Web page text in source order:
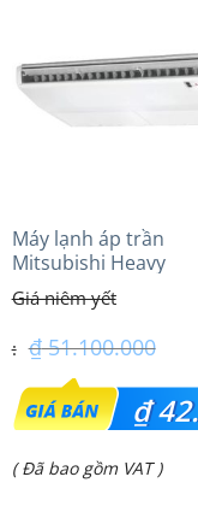
Máy lạnh áp trần
Mitsubishi Heavy
FDE100VG (4.0Hp)
– 3 Pha
₫51.100.000
Giá
gốc
là:
₫
Giá
( Đã bao gồm VAT )